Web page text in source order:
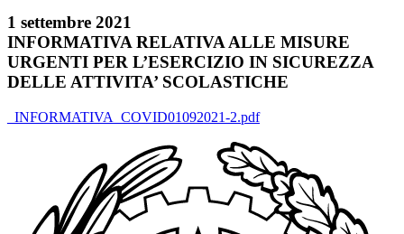
1 settembre 2021
INFORMATIVA RELATIVA ALLE MISURE
URGENTI PER L’ESERCIZIO IN SICUREZZA
DELLE ATTIVITA’ SCOLASTICHE
_INFORMATIVA_COVID01092021-2.pdf